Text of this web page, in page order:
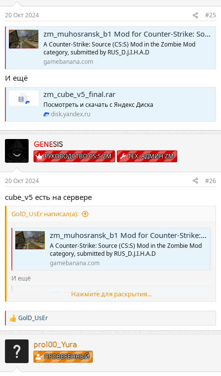
20 Окт 2024 #25
zm_muhosransk_b1 Mod for Counter-Strike: Source | CS:S Mods
A Counter-Strike: Source (CS:S) Mod in the Zombie Mod
category, submitted by RUS_D.J.I.H.A.D
gamebanana.com
И ещё
zm_cube_v5_final.rar
Посмотреть и скачать с Яндекс Диска
disk.yandex.ru
GENESIS
РУКОВОДСТВО CS:S ZM ТЕХ. АДМИН ZM
20 Окт 2024 #26
cube_v5 есть на сервере
GolD_UsEr написал(а):
zm_muhosransk_b1 Mod for Counter-Strike: Source | CS:S Mods
A Counter-Strike: Source (CS:S) Mod in the Zombie Mod
category, submitted by RUS_D.J.I.H.A.D
gamebanana.com
И ещё
zm_cube_v5_final.rar
Посмотреть и скачать с Яндекс Диска
disk.yandex.ru
Нажмите для раскрытия...
Р
е
GolD_UsEr
pro100_Yura
ПРОВЕРЕННЫЙ